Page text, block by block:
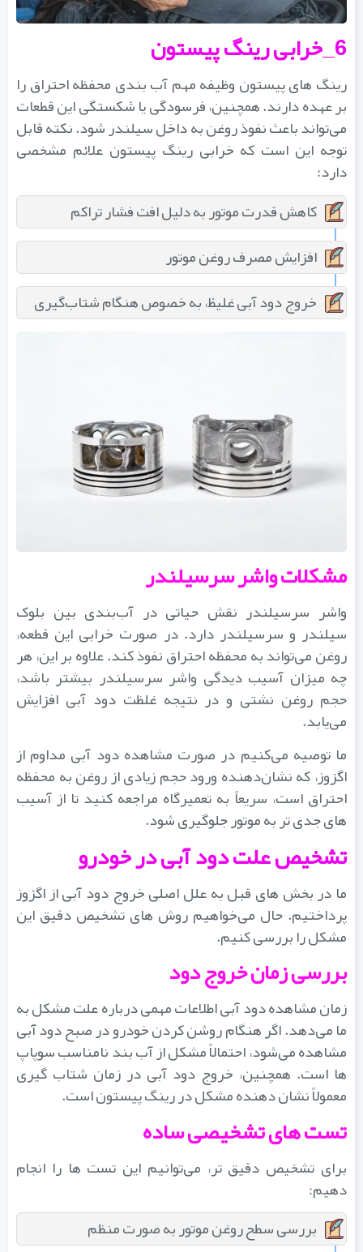
رینگ‌ های پیستون وظیفه مهم آب‌ بندی محفظه احتراق را
بر عهده دارند. همچنین، فرسودگی یا شکستگی این قطعات
می‌تواند باعث نفوذ روغن به داخل سیلندر شود. نکته قابل
توجه این است که خرابی رینگ پیستون علائم مشخصی
دارد:
کاهش قدرت موتور به دلیل افت فشار تراکم
افزایش مصرف روغن موتور
خروج دود آبی غلیظ، به خصوص هنگام شتاب‌گیری
مشکلات واشر سرسیلندر
واشر سرسیلندر نقش حیاتی در آب‌بندی بین بلوک
سیلندر و سرسیلندر دارد. در صورت خرابی این قطعه،
روغن می‌تواند به محفظه احتراق نفوذ کند. علاوه بر این، هر
چه میزان آسیب‌ دیدگی واشر سرسیلندر بیشتر باشد،
حجم روغن نشتی و در نتیجه غلظت دود آبی افزایش
می‌یابد.
ما توصیه می‌کنیم در صورت مشاهده دود آبی مداوم از
اگزوز، که نشان‌دهنده ورود حجم زیادی از روغن به محفظه
احتراق است، سریعاً به تعمیرگاه مراجعه کنید تا از آسیب‌
های جدی‌ تر به موتور جلوگیری شود.
تشخیص علت دود آبی در خودرو
ما در بخش‌ های قبل به علل اصلی خروج دود آبی از اگزوز
پرداختیم. حال می‌خواهیم روش‌ های تشخیص دقیق این
مشکل را بررسی کنیم.
بررسی زمان خروج دود
زمان مشاهده دود آبی اطلاعات مهمی درباره علت مشکل به
ما می‌دهد. اگر هنگام روشن کردن خودرو در صبح دود آبی
مشاهده می‌شود، احتمالاً مشکل از آب‌ بند نامناسب سوپاپ‌
ها است. همچنین، خروج دود آبی در زمان شتاب‌ گیری
معمولاً نشان‌ دهنده مشکل در رینگ پیستون است.
تست‌ های تشخیصی ساده
برای تشخیص دقیق‌ تر، می‌توانیم این تست‌ ها را انجام
دهیم:
بررسی سطح روغن موتور به صورت منظم